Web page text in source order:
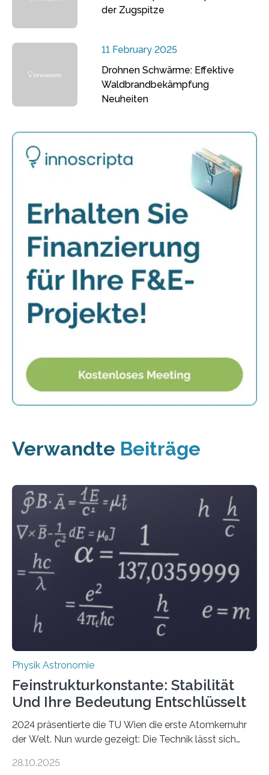
der Zugspitze
11 February 2025
Drohnen Schwärme: Effektive
Waldbrandbekämpfung
Neuheiten
Verwandte Beiträge
Physik Astronomie
Feinstrukturkonstante: Stabilität
Und Ihre Bedeutung Entschlüsselt
2024 präsentierte die TU Wien die erste Atomkernuhr
der Welt. Nun wurde gezeigt: Die Technik lässt sich
fundamentalen Physik nachzugehen. Thorium-
28.10.2025